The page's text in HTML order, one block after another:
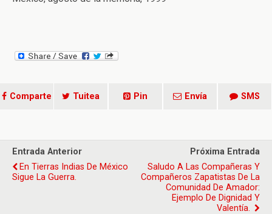
Comparte Tuitea Pin Envía SMS
Entrada Anterior
En Tierras Indias De México
Sigue La Guerra.
Próxima Entrada
Saludo A Las Compañeras Y
Compañeros Zapatistas De La
Comunidad De Amador:
Ejemplo De Dignidad Y
Valentía.